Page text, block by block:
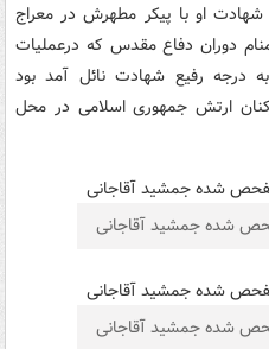
از گذشت ۳۰ سال از شهادت او با پیکر مطهرش در معراج
دوران دفاع مقدس که درعملیات
درجه رفیع شهادت نائل آمد بود
ارتش جمهوری اسلامی در محل
شده جمشید آقاجانی
شده جمشید آقاجانی